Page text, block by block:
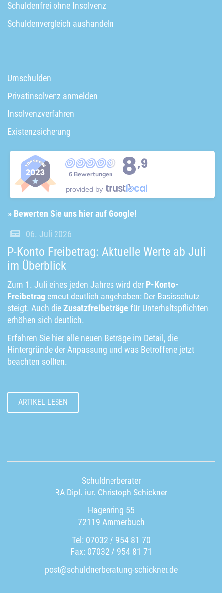
Schuldenfrei ohne Insolvenz
Schuldenvergleich aushandeln
Umschulden
Privatinsolvenz anmelden
Insolvenzverfahren
Existenzsicherung
6 Bewertungen 8,9
provided by
» Bewerten Sie uns hier auf Google!
06. Juli 2026
P-Konto Freibetrag: Aktuelle Werte ab Juli
im Überblick
Zum 1. Juli eines jeden Jahres wird der P-Konto-
Freibetrag erneut deutlich angehoben: Der Basisschutz
steigt. Auch dieZusatzfreibeträge für Unterhaltspflichten
erhöhen sich deutlich.
Erfahren Sie hier alle neuen Beträge im Detail, die
Hintergründe der Anpassung und was Betroffene jetzt
beachten sollten.
ARTIKEL LESEN
Schuldnerberater
RA Dipl. iur. Christoph Schickner
Hagenring 55
72119 Ammerbuch
Tel: 07032 / 954 81 70
Fax: 07032 / 954 81 71
post@schuldnerberatung-schickner.de